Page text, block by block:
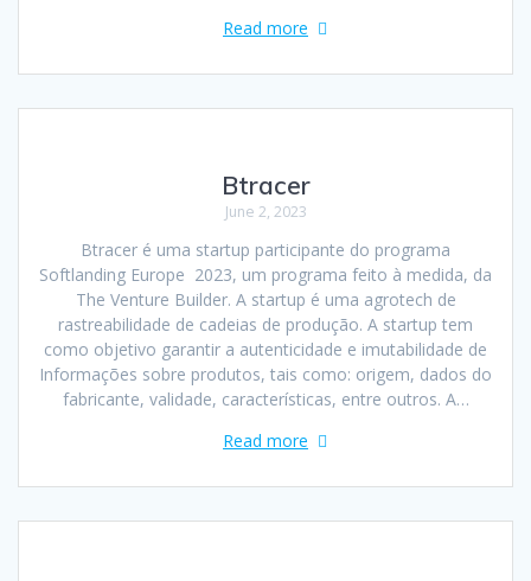
Read more
Btracer
June 2, 2023
Btracer é uma startup participante do programa
Softlanding Europe 2023, um programa feito à medida, da
The Venture Builder. A startup é uma agrotech de
rastreabilidade de cadeias de produção. A startup tem
como objetivo garantir a autenticidade e imutabilidade de
Informações sobre produtos, tais como: origem, dados do
fabricante, validade, características, entre outros. A…
Read more